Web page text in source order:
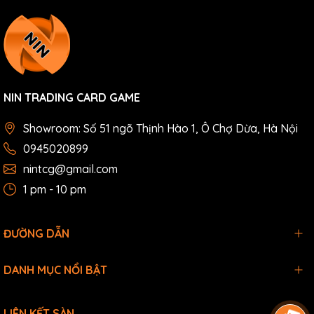
NIN TRADING CARD GAME
Showroom: Số 51 ngõ Thịnh Hào 1, Ô Chợ Dừa, Hà Nội
0945020899
nintcg@gmail.com
1 pm - 10 pm
ĐƯỜNG DẪN
DANH MỤC NỔI BẬT